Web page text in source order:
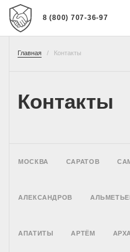
8 (800) 707-36-97
Главная Контакты
Контакты
МОСКВА САРАТОВ
АЛЕКСАНДРОВ
АПАТИТЫ АРТЁМ